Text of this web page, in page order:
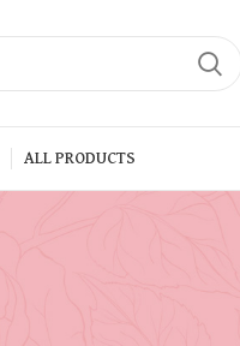
ALL PRODUCTS